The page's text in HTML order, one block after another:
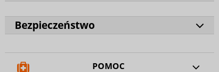
Bezpieczeństwo
POMOC